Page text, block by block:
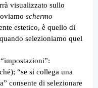
visualizzato sullo
schermo
estetico, è quello di
selezioniamo quel
“se si collega una
consente di selezionare